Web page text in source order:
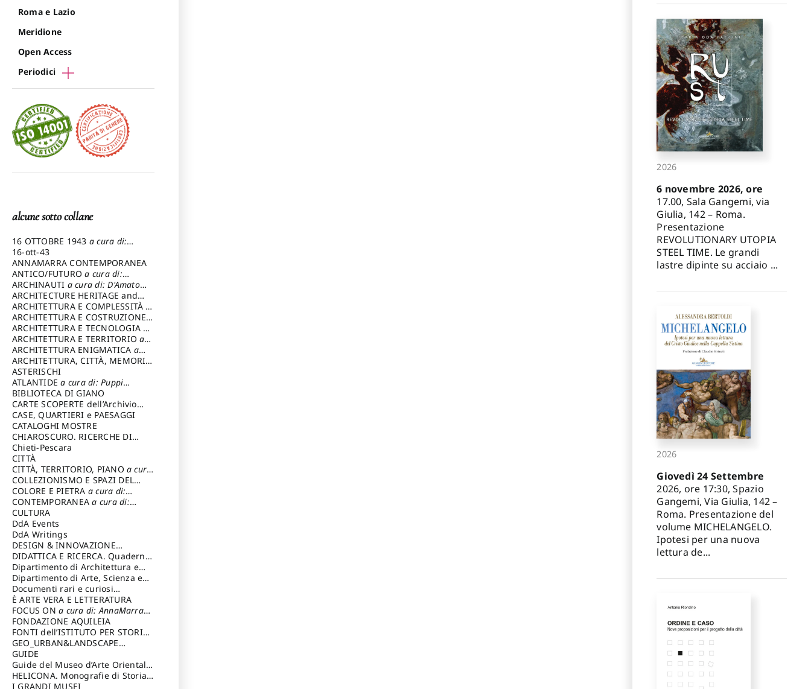
Roma e Lazio
Meridione
Open Access
Periodici
alcune sotto collane
16 OTTOBRE 1943 a cura di:
Pezzetti Marcello
16-ott-43
ANNAMARRA CONTEMPORANEA
ANTICO/FUTUROa cura di:
Varagnoli Claudio
ARCHINAUTI a cura di: D'Amato
Claudio
ARCHITECTURE HERITAGE and
DESIGN
ARCHITETTURA E COMPLESSITÀ a
cura di: Piva Antonio
ARCHITETTURA E COSTRUZIONEa
cura di: Poretti Sergio
ARCHITETTURA E TECNOLOGIA a
cura di: Carrara Gianfranco
ARCHITETTURA E TERRITORIOa
cura di: Pietrogrande Enrico
ARCHITETTURA ENIGMATICA a
cura di: Lenci Ruggero
ARCHITETTURA, CITTÀ, MEMORIA
a cura di: Valeriani Enrico
ASTERISCHI
ATLANTIDEa cura di: Puppi
Lionello
BIBLIOTECA DI GIANO
CARTE SCOPERTE dell’Archivio
Storico Capitolino
CASE, QUARTIERI e PAESAGGI
CATALOGHI MOSTRE
CHIAROSCURO. RICERCHE DI
STORIA E STORIA DELL'ARTE
cura di: Di Carpegna Falconieri
Tommaso
Chieti-Pescara
CITTÀ
CITTÀ, TERRITORIO, PIANO a cura
di: Imbesi Giuseppe
COLLEZIONISMO E SPAZI DEL
COLLEZIONISMO a cura di:
Magnani Lauro
COLORE E PIETRA a cura di:
Selvaggi Giuseppe
CONTEMPORANEAa cura di:
Gubinelli Luna
CULTURA
DdA Events
DdA Writings
DESIGN & INNOVAZIONE
TECNOLOGICAa cura di: Vallicelli
Andrea
DIDATTICA E RICERCA. Quaderni
della Scuola
Dipartimento di Architettura e
Analisi della Città Mediterranea
Dipartimento di Arte, Scienza e
Tecnica del Costuire
Documenti rari e curiosi
dall'Archivio Segreto
È ARTE VERA E LETTERATURA
FOCUS ONa cura di: AnnaMarra
Contemporanea
FONDAZIONE AQUILEIA
FONTI dell’ISTITUTO PER STORIA
DEL RISORGIMENTO
GEO_URBAN&LANDSCAPE
PLANNING (GULP)
Trusiani Elio
GUIDE
Guide del Museo d’Arte Orientale
“Giuseppe Tucci”
HELICONA. Monografie di Storia
dell'Artea cura di: Gallo Marco
I GRANDI MUSEI
2026
6 novembre 2026, ore
17.00, Sala Gangemi, via
Giulia, 142 – Roma.
Presentazione
REVOLUTIONARY UTOPIA
STEEL TIME. Le grandi
lastre dipinte su acciaio ...
2026
Giovedì 24 Settembre
2026, ore 17:30, Spazio
Gangemi, Via Giulia, 142 –
Roma. Presentazione del
volume MICHELANGELO.
Ipotesi per una nuova
lettura de...